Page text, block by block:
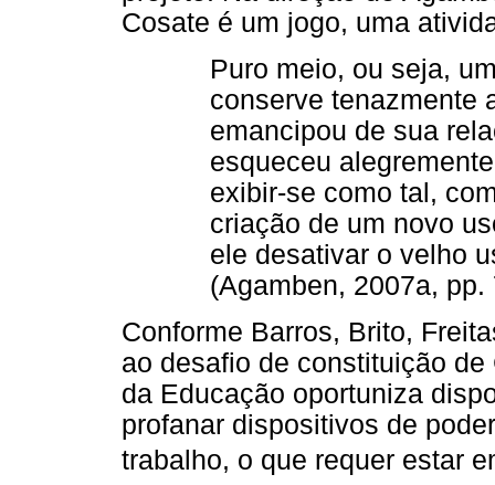
Cosate é um jogo, uma
Puro meio, ou seja,
conserve tenazmente
emancipou de sua
esqueceu
exibir-se como tal,
criação de um novo
ele desativar o velho
(Agamben, 2007a, pp.
Conforme Barros, Brito,
ao desafio de constituição
da Educação oportuniza
profanar dispositivos de
trabalho, o que requer estar